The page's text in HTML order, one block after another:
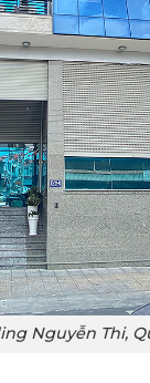
Nguyễn Thi,